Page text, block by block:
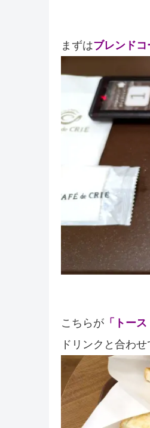
まずはブレンド
こちらが「トース
ドリンクと合わ